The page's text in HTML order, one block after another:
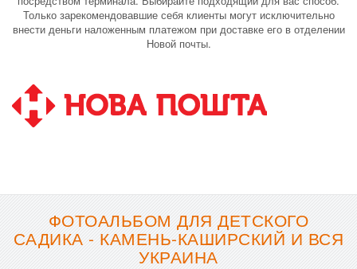
Только зарекомендовавшие себя клиенты могут исключительно
внести деньги наложенным платежом при доставке его в отделении
Новой почты.
ФОТОАЛЬБОМ ДЛЯ ДЕТСКОГО
САДИКА - КАМЕНЬ-КАШИРСКИЙ И ВСЯ
УКРАИНА